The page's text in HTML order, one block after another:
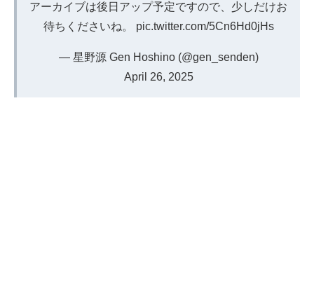
アーカイブは後日アップ予定ですので、少しだけお
待ちくださいね。 pic.twitter.com/5Cn6Hd0jHs
— 星野源 Gen Hoshino (@gen_senden)
April 26, 2025